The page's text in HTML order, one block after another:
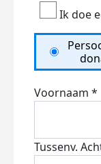
Ik doe
Voornaam *
Tussenv.